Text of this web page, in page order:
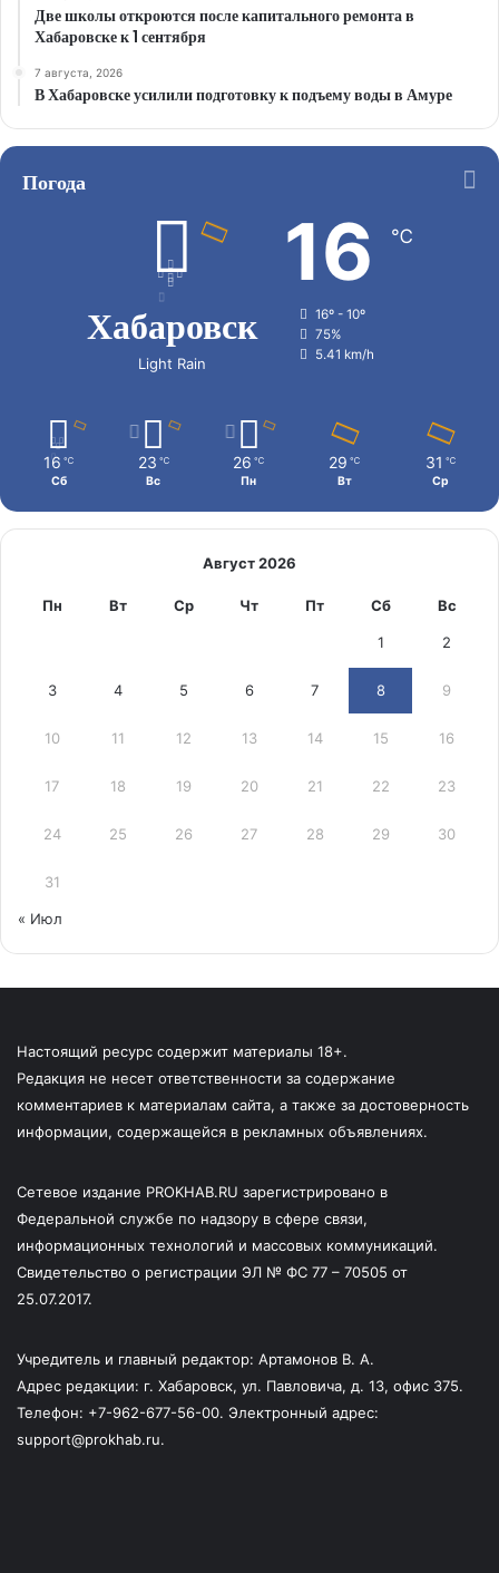
Две школы откроются после капитального ремонта в
Хабаровске к 1 сентября
7 августа, 2026
В Хабаровске усилили подготовку к подъему воды в Амуре
Погода
Хабаровск
Light Rain
16 ℃
16º - 10º
75%
5.41 km/h
16 ℃
Сб
23 ℃
Вс
26 ℃
Пн
29 ℃
Вт
31 ℃
Ср
Август 2026
Пн Вт Ср Чт Пт Сб Вс
1 2
3 4 5 6 7 8 9
10 11 12 13 14 15 16
17 18 19 20 21 22 23
24 25 26 27 28 29 30
31
« Июл
Настоящий ресурс содержит материалы 18+.
Редакция не несет ответственности за содержание
комментариев к материалам сайта, а также за достоверность
информации, содержащейся в рекламных объявлениях.
Сетевое издание PROKHAB.RU зарегистрировано в
Федеральной службе по надзору в сфере связи,
информационных технологий и массовых коммуникаций.
Свидетельство о регистрации ЭЛ № ФС 77 – 70505 от
25.07.2017.
Учредитель и главный редактор: Артамонов В. А.
Адрес редакции: г. Хабаровск, ул. Павловича, д. 13, офис 375.
Телефон: +7-962-677-56-00. Электронный адрес:
support@prokhab.ru.